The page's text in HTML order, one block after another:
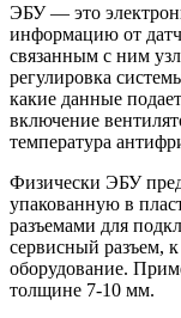
ЭБУ — это
информацию от
связанным с ним
регулировка
какие данные
включение
температура
Физически ЭБУ
упакованную в
разъемами для
сервисный разъем,
оборудование.
толщине 7-10 мм.